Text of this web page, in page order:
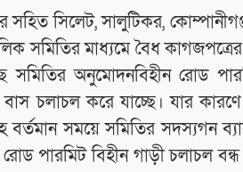
সিলেট, সালুটিকর,
সমিতির মাধ্যমে বৈধ
সমিতির অনুমোদনবিহীন রোড
বাস চলাচল করে যাচ্ছে। যার
সময়ে সমিতির সদস্যগন
রোড পারমিট বিহীন গাড়ী চলাচল